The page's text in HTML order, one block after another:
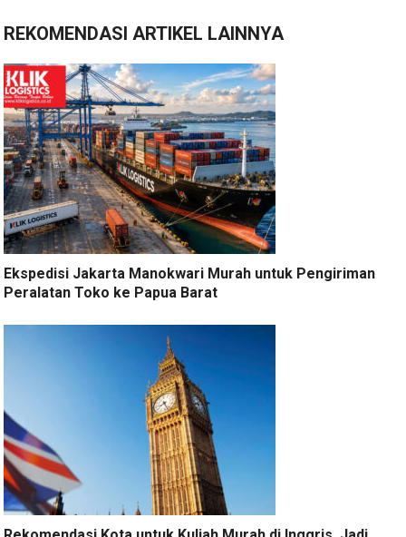
REKOMENDASI ARTIKEL LAINNYA
Ekspedisi Jakarta Manokwari Murah untuk Pengiriman
Peralatan Toko ke Papua Barat